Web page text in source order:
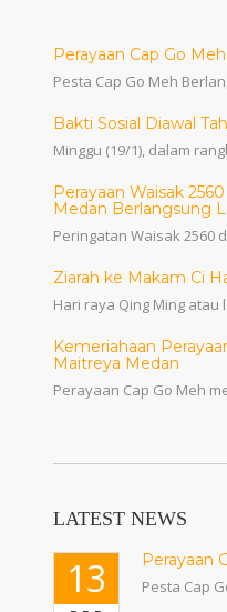
Perayaan Cap Go
Pesta Cap Go Meh
Bakti Sosial Diawal
Minggu (19/1), dalam
Perayaan Waisak
Medan Berlangsung
Peringatan Waisak 2560
Ziarah ke Makam Ci
Hari raya Qing Ming atau
Kemeriahaan
Maitreya Medan
Perayaan Cap Go Meh
LATEST NEWS
13
Perayaan
Pesta Cap